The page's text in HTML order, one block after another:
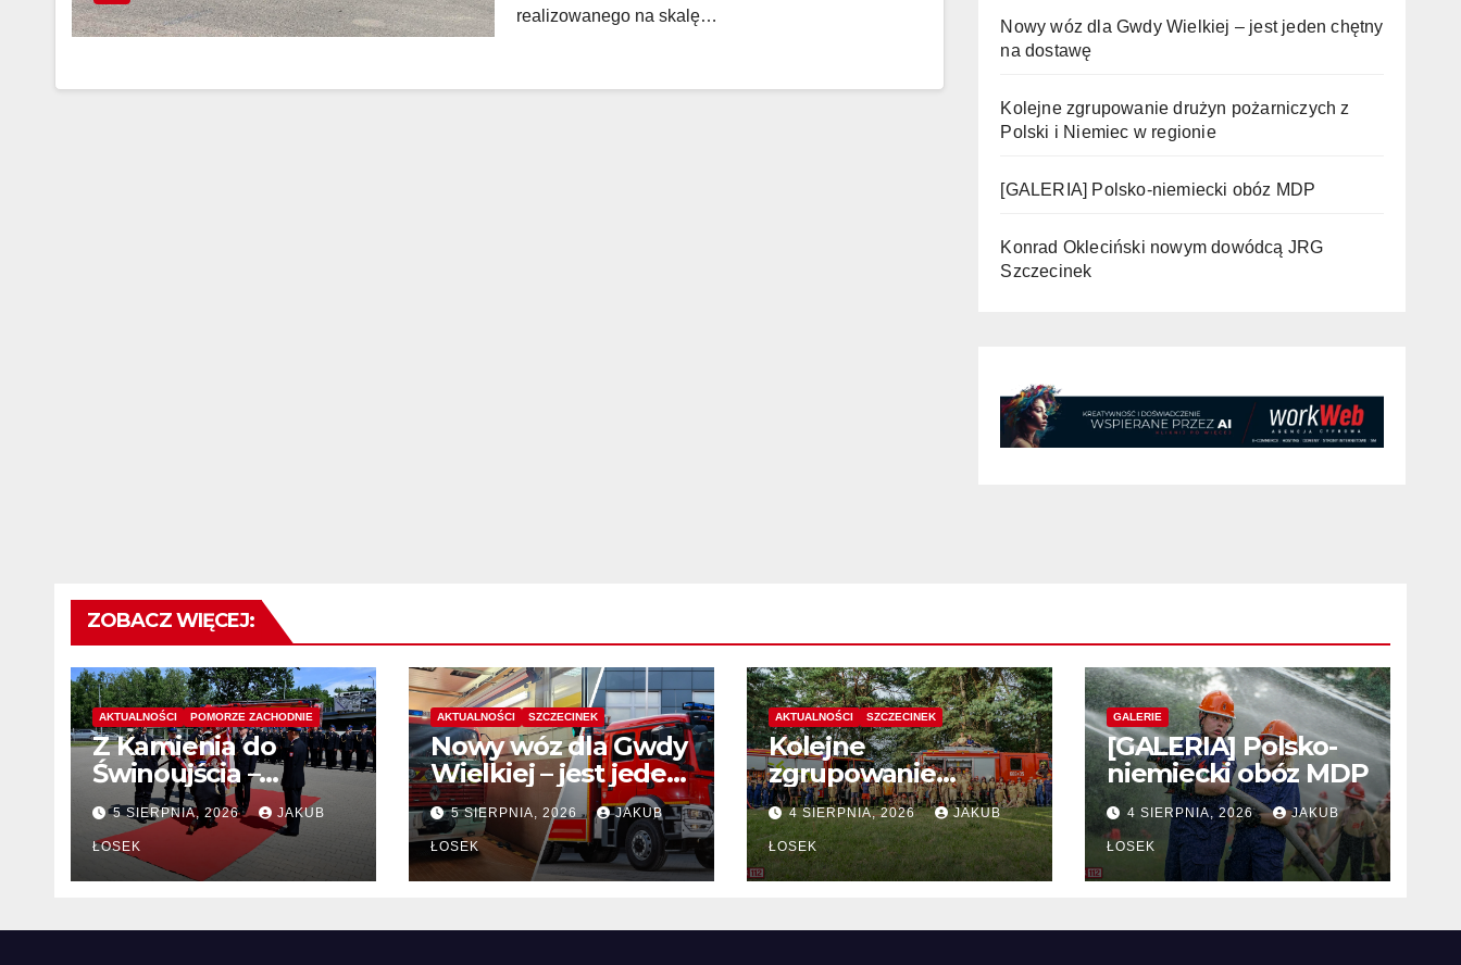
realizowanego na skalę…
Nowy wóz dla Gwdy Wielkiej – jest jeden chętny
na dostawę
Kolejne zgrupowanie drużyn pożarniczych z
Polski i Niemiec w regionie
[GALERIA] Polsko-niemiecki obóz MDP
Konrad Okleciński nowym dowódcą JRG
Szczecinek
ZOBACZ WIĘCEJ:
AKTUALNOŚCI POMORZE ZACHODNIE
Z Kamienia do
Świnoujścia –
zmiany kadrowe na
stanowiskach
komendantów
5 SIERPNIA, 2026 JAKUB
ŁOSEK
AKTUALNOŚCI SZCZECINEK
Nowy wóz dla Gwdy
Wielkiej – jest jeden
chętny na dostawę
5 SIERPNIA, 2026 JAKUB
ŁOSEK
AKTUALNOŚCI SZCZECINEK
Kolejne
zgrupowanie
drużyn
pożarniczych z
Polski i Niemiec w
regionie
4 SIERPNIA, 2026 JAKUB
ŁOSEK
GALERIE
[GALERIA] Polsko-
niemiecki obóz MDP
4 SIERPNIA, 2026 JAKUB
ŁOSEK